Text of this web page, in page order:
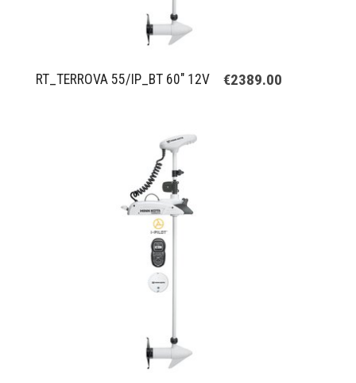
RT_TERROVA 55/IP_BT 60" 12V €2389.00